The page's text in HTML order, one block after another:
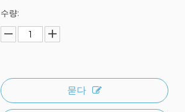
수량:
묻다